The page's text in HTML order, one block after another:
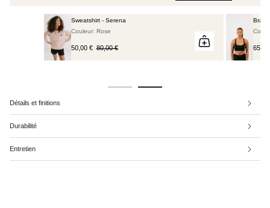
Brassière de sport - Robyn noir
65,00 €
Détails et finitions
Durabilité
Entretien